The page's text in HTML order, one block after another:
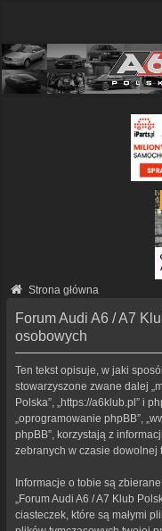
Strona główna
Forum Audi A6 / A7
osobowych
Ten tekst opisuje, w jaki
stowarzyszone zwane dalej
Polska”, „https://a6klub.pl” i
„oprogramowanie phpBB”,
phpBB”, korzystają z
zebranych w czasie dowolnej
Informacje o tobie są
„Forum Audi A6 / A7 Klub
ciasteczek, które są małymi